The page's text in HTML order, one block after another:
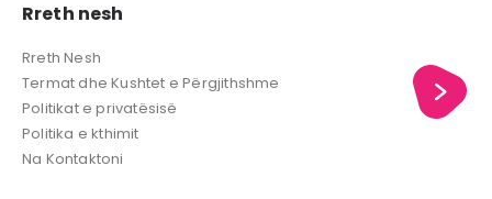
Rreth nesh
Rreth Nesh
Termat dhe Kushtet e Përgjithshme
Politikat e privatësisë
Politika e kthimit
Na Kontaktoni